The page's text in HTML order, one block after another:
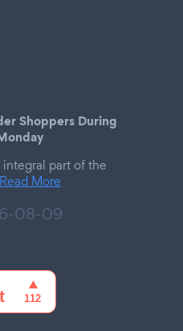
Shoppers During
part of the
Read More
08-09